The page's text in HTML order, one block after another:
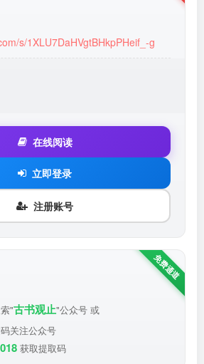
s/1XLU7DaHVgtBHkpPHeif_-g
在线阅读
立即登录
注册账号
"古书观止"公众号 或
关注公众号
获取提取码